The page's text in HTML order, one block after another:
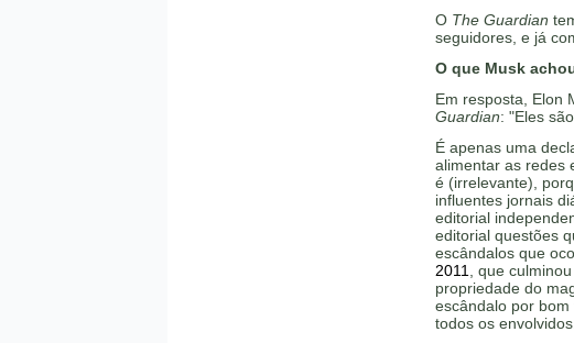
O The Guardian
seguidores, e já
O que Musk
Em resposta, Elon
Guardian: "Eles
É apenas uma
alimentar as redes
é (irrelevante),
influentes jornais
editorial
editorial questões
escândalos que
2011
, que
propriedade do
escândalo por
todos os envolvidos.